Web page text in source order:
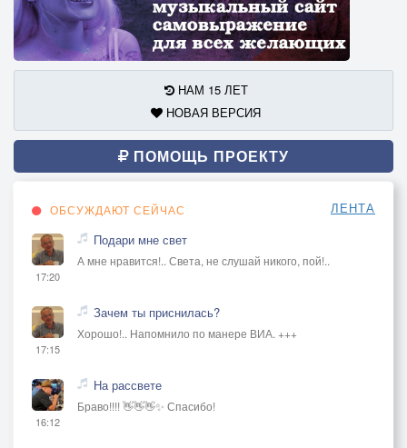
НАМ 15 ЛЕТ
НОВАЯ ВЕРСИЯ
ПОМОЩЬ ПРОЕКТУ
ОБСУЖДАЮТ СЕЙЧАС ЛЕНТА
17:20
Подари мне свет
А мне нравится!.. Света, не слушай никого, пой!..
17:15
Зачем ты приснилась?
Хорошо!.. Напомнило по манере ВИА. +++
16:12
На рассвете
Браво!!!! 👋👋👋✨ Спасибо!